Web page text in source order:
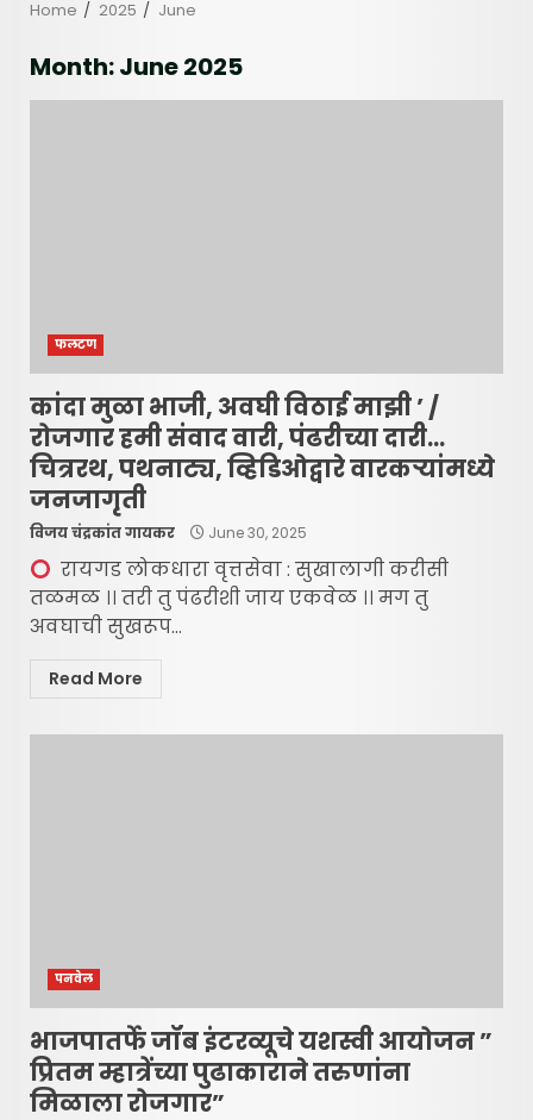
Home 2025 June
Month:June 2025
फलटण
कांदा मुळा भाजी, अवघी विठाई माझी ’ /
रोजगार हमी संवाद वारी, पंढरीच्या दारी…
चित्ररथ, पथनाट्य, व्हिडिओद्वारे वारकऱ्यांमध्ये
जनजागृती
विजय चंद्रकांत गायकर June 30, 2025
रायगड लोकधारा वृत्तसेवा : सुखालागी करीसी
तळमळ ।। तरी तु पंढरीशी जाय एकवेळ ।। मग तु
अवघाची सुखरूप...
Read More
पनवेल
भाजपातर्फे जॉब इंटरव्यूचे यशस्वी आयोजन ”
प्रितम म्हात्रेंच्या पुढाकाराने तरुणांना
मिळाला रोजगार”